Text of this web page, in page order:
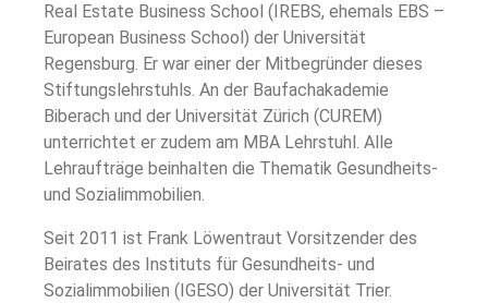
Real Estate Business School (IREBS, ehemals EBS –
European Business School) der Universität
Regensburg. Er war einer der Mitbegründer dieses
Stiftungslehrstuhls. An der Baufachakademie
Biberach und der Universität Zürich (CUREM)
unterrichtet er zudem am MBA Lehrstuhl. Alle
Lehraufträge beinhalten die Thematik Gesundheits-
und Sozialimmobilien.
Seit 2011 ist Frank Löwentraut Vorsitzender des
Beirates des Instituts für Gesundheits- und
Sozialimmobilien (IGESO) der Universität Trier.